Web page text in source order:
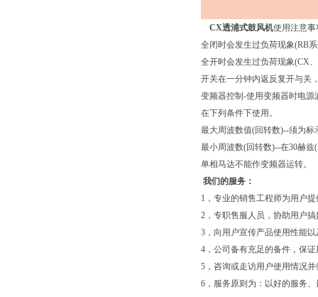
CX透浦式鼓风机使用注意事
全闭时会发生过负荷现象(RB
全开时会发生过负荷现象(CX
开关在一分钟内返反复开与关
变频器控制-使用变频器时电
在下列条件下使用。
最大周波数值(回转数)--须为
最小周波数(回转数)--在30赫
单相马达不能作变频器运转。
我们的服务：
1，专业的销售工程师为用户
2，专职售服人员，协助用户
3，向用户宣传产品使用性能
4，公司备有充足的备件，保
5，咨询或走访用户使用情况
6，服务原则为：以好的服务